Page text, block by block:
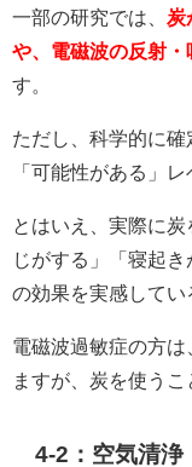
一部の研究では、 炭
や、電磁波の反射・
す。
ただし、科学的に
「可能性がある」レ
とはいえ、実際に
じがする」「寝起
の効果を実感してい
電磁波過敏症の方
ますが、炭を使うこ
4-2：空気清浄